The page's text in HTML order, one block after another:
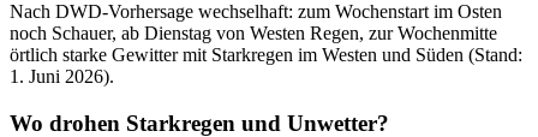
Nach DWD-Vorhersage wechselhaft: zum Wochenstart im Osten
noch Schauer, ab Dienstag von Westen Regen, zur Wochenmitte
örtlich starke Gewitter mit Starkregen im Westen und Süden (Stand:
1. Juni 2026).
Wo drohen Starkregen und Unwetter?